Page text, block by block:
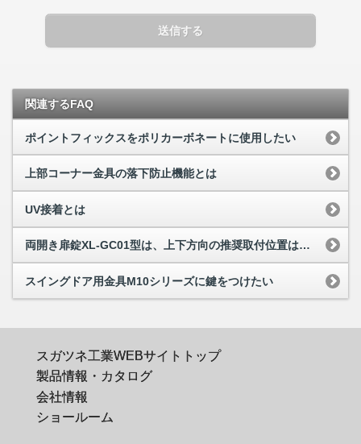
送信する
関連するFAQ
ポイントフィックスをポリカーボネートに使用したい
上部コーナー金具の落下防止機能とは
UV接着とは
両開き扉錠XL-GC01型は、上下方向の推奨取付位置はありますか
スイングドア用金具M10シリーズに鍵をつけたい
スガツネ工業WEBサイトトップ
製品情報・カタログ
会社情報
ショールーム